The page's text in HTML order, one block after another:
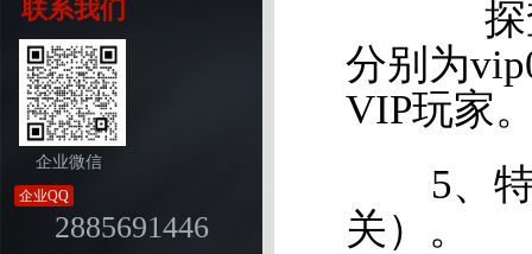
联系我们
企业微信
企业QQ
2885691446
探查规
分别为
VIP玩家
5、特
关）。